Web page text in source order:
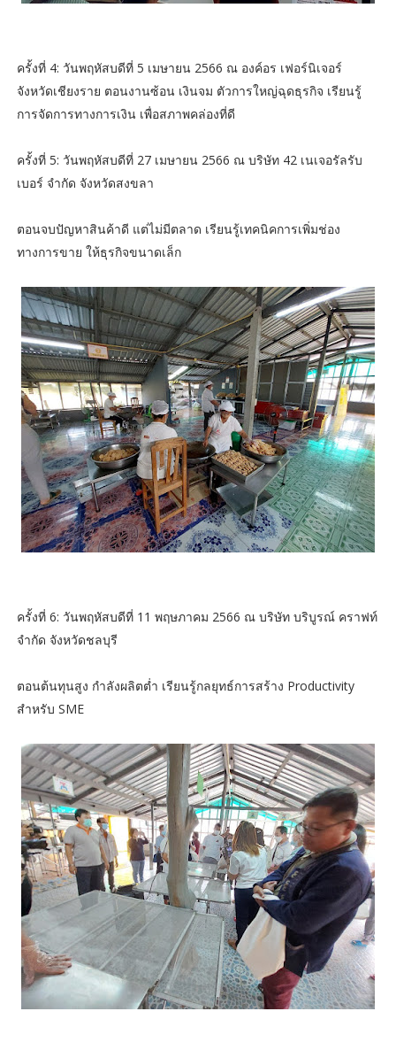
ครั้งที่ 4: วันพฤหัสบดีที่ 5 เมษายน 2566 ณ องค์อร เฟอร์นิเจอร์
จังหวัดเชียงราย ตอนงานซ้อน เงินจม ตัวการใหญ่ฉุดธุรกิจ เรียนรู้
การจัดการทางการเงิน เพื่อสภาพคล่องที่ดี
ครั้งที่ 5: วันพฤหัสบดีที่ 27 เมษายน 2566 ณ บริษัท 42 เนเจอรัลรับ
เบอร์ จำกัด จังหวัดสงขลา
ตอนจบปัญหาสินค้าดี แต่ไม่มีตลาด เรียนรู้เทคนิคการเพิ่มช่อง
ทางการขาย ให้ธุรกิจขนาดเล็ก
ครั้งที่ 6: วันพฤหัสบดีที่ 11 พฤษภาคม 2566 ณ บริษัท บริบูรณ์ คราฟท์
จำกัด จังหวัดชลบุรี
ตอนต้นทุนสูง กำลังผลิตต่ำ เรียนรู้กลยุทธ์การสร้าง Productivity
สำหรับ SME